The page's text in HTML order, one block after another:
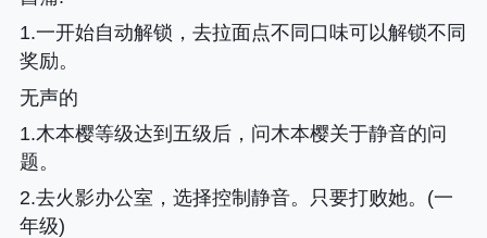
1.一开始自动解锁，去拉面点不同口味可以解锁不同
奖励。
无声的
1.木本樱等级达到五级后，问木本樱关于静音的问
题。
2.去火影办公室，选择控制静音。只要打败她。(一
年级)